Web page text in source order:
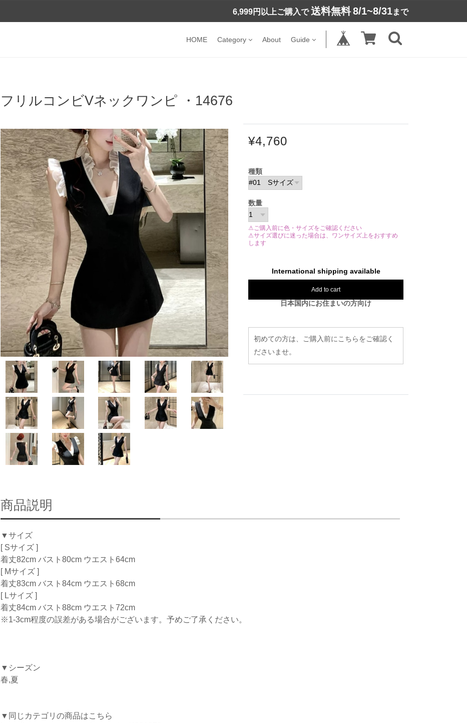
6,999円以上ご購入で 送料無料8/1~8/31まで
HOME Category About Guide
フリルコンビVネックワンピ ・14676
¥4,760
種類
数量
⚠ご購入前に色・サイズをご確認ください
⚠サイズ選びに迷った場合は、ワンサイズ上をおすすめ
します
International shipping available
Add to cart
日本国内にお住まいの方向け
初めての方は、ご購入前にこちらをご確認く
ださいませ。
商品説明
▼サイズ
[ Sサイズ ]
着丈82cm バスト80cm ウエスト64cm
[ Mサイズ ]
着丈83cm バスト84cm ウエスト68cm
[ Lサイズ ]
着丈84cm バスト88cm ウエスト72cm
※1-3cm程度の誤差がある場合がございます。予めご了承ください。
▼シーズン
春,夏
▼同じカテゴリの商品はこちら